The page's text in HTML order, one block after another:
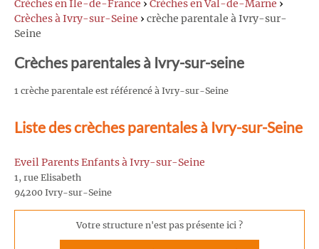
Crèches en Île-de-France › Crèches en Val-de-Marne ›
Crèches à Ivry-sur-Seine › crèche parentale à Ivry-sur-
Seine
Crèches parentales à Ivry-sur-seine
1 crèche parentale est référencé à Ivry-sur-Seine
Liste des crèches parentales à Ivry-sur-Seine
Eveil Parents Enfants à Ivry-sur-Seine
1, rue Elisabeth
94200 Ivry-sur-Seine
Votre structure n'est pas présente ici ?